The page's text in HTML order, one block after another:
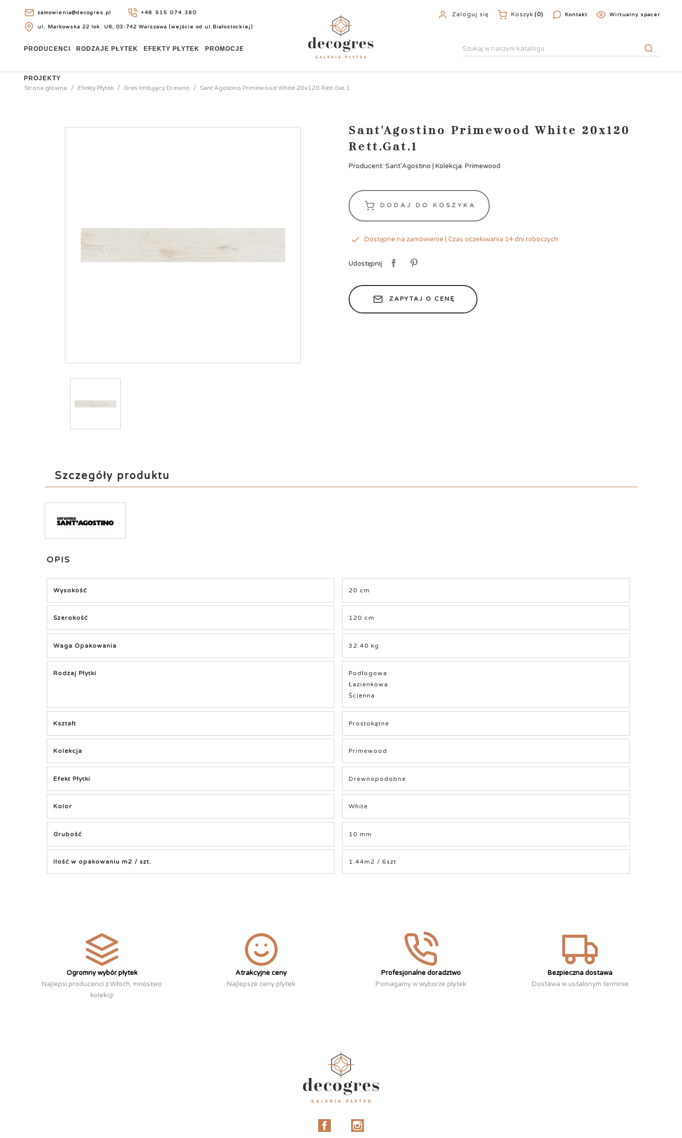
zamowienia@decogres.pl +48 515 074 380
ul. Markowska 22 lok. U6, 03-742 Warszawa (wejście od ul.Białostockiej)
Zaloguj się Koszyk (0) Kontakt Wirtualny spacer
PRODUCENCI RODZAJE PŁYTEK EFEKTY PŁYTEK PROMOCJE
PROJEKTY
Strona główna
Efekty Płytek Gres Imitujący Drewno Sant'Agostino Primewood White 20x120 Rett.Gat.1
Sant'Agostino Primewood White 20x120
Rett.Gat.1
Producent: Sant'Agostino | Kolekcja: Primewood
DODAJ DO KOSZYKA
Dostępne na zamówienie | Czas oczekiwania 14 dni roboczych
Udostępnij
ZAPYTAJ O CENĘ
Szczegóły produktu
OPIS
Wysokość 20 cm
Szerokość 120 cm
Waga Opakowania 32.40 kg
Rodzaj Płytki
Podłogowa
Łazienkowa
Ścienna
Kształt Prostokątne
Kolekcja Primewood
Efekt Płytki Drewnopodobne
Kolor White
Grubość 10 mm
Ilość w opakowaniu m2 / szt. 1.44m2 / 6szt
Ogromny wybór płytek
Najlepsi producenci z Włoch, mnóstwo
kolekcji
Atrakcyjne ceny
Najlepsze ceny płytek
Profesjonalne doradztwo
Pomagamy w wyborze płytek
Bezpieczna dostawa
Dostawa w ustalonym terminie
Facebook